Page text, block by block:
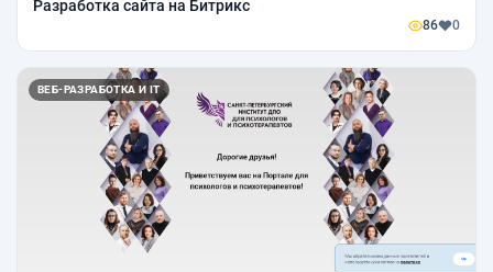
Разработка сайта на Битрикс
86 0
ВЕБ-РАЗРАБОТКА И IT